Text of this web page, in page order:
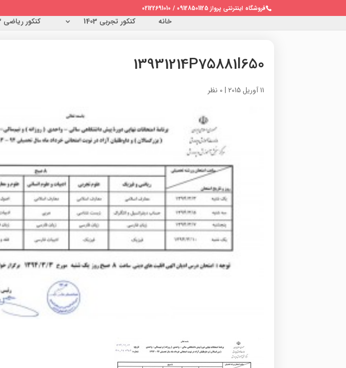
فروشگاه اینترنتی پرواز 09128501125 / 02122691010
خانه کنکور تجربی 1403 کنکور ریاضی 1403
13931214P75881l650
11 آوریل 2015 | 0 نظر